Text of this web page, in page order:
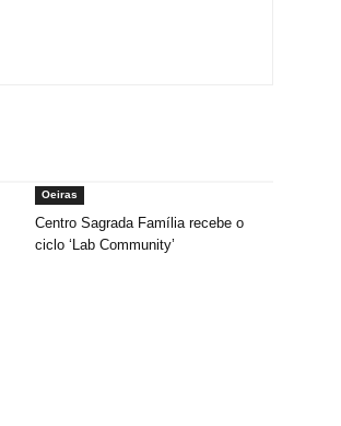
Oeiras
Centro Sagrada Família recebe o
ciclo ‘Lab Community’